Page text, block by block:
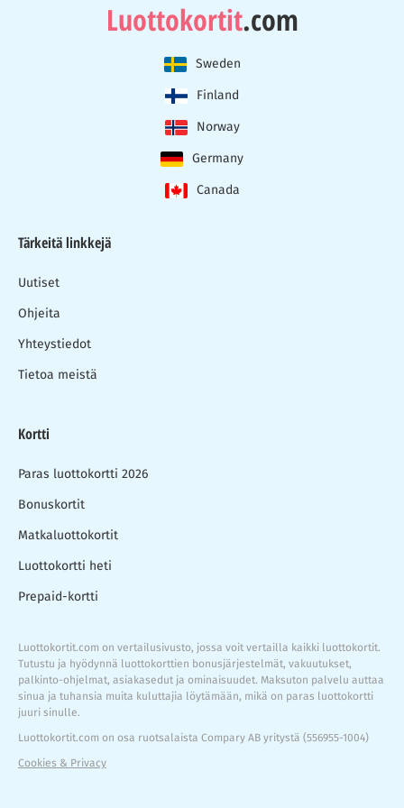
Luottokortit.com
Sweden
Finland
Norway
Germany
Canada
Tärkeitä linkkejä
Uutiset
Ohjeita
Yhteystiedot
Tietoa meistä
Kortti
Paras luottokortti 2026
Bonuskortit
Matkaluottokortit
Luottokortti heti
Prepaid-kortti
Luottokortit.com on vertailusivusto, jossa voit vertailla kaikki luottokortit.
Tutustu ja hyödynnä luottokorttien bonusjärjestelmät, vakuutukset,
palkinto-ohjelmat, asiakasedut ja ominaisuudet. Maksuton palvelu auttaa
sinua ja tuhansia muita kuluttajia löytämään, mikä on paras luottokortti
juuri sinulle.
Luottokortit.com on osa ruotsalaista Compary AB yritystä (556955-1004)
Cookies & Privacy